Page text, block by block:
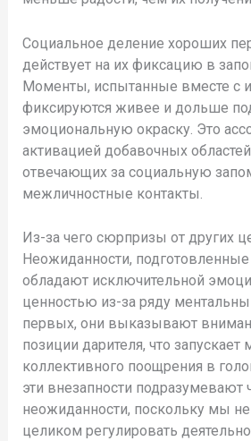
Социальное деление хороших
действует на их фиксацию в
Моменты, испытанные вместе с
фиксируются живее и дольше
эмоциональную окраску. Это
активацией добавочных
отвечающих за социальную
межличностные контакты.
Из-за чего сюрпризы от других
Неожиданности,
обладают исключительной
ценностью из-за ряду
первых, они выказывают
позиции дарителя, что
коллективного поощрения в
эти внезапности подразумевают
неожиданности, поскольку мы
целиком регулировать